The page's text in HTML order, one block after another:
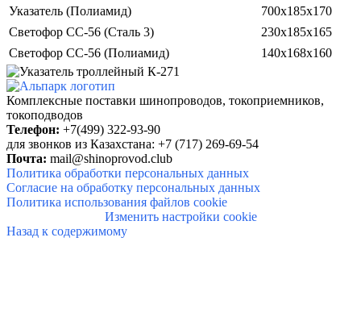
Указатель (Полиамид)
700х185х170
Светофор СС-56 (Сталь 3)
230х185х165
Светофор СС-56 (Полиамид)
140х168х160
Комплексные поставки шинопроводов, токоприемников,
токоподводов
Телефон: +7(499) 322-93-90
для звонков из Казахстана: +7 (717) 269-69-54
Почта: mail@shinoprovod.club
Политика обработки персональных данных
Согласие на обработку персональных данных
Политика использования файлов cookie
Изменить настройки cookie
Назад к содержимому